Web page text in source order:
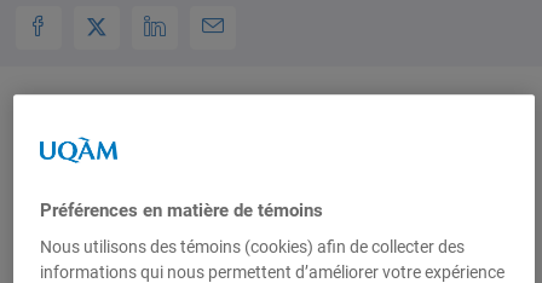
Auteurs-trices
Valérie Gilbert
Préférences en matière de témoins
Nous utilisons des témoins (cookies) afin de collecter des
informations qui nous permettent d’améliorer votre expérience